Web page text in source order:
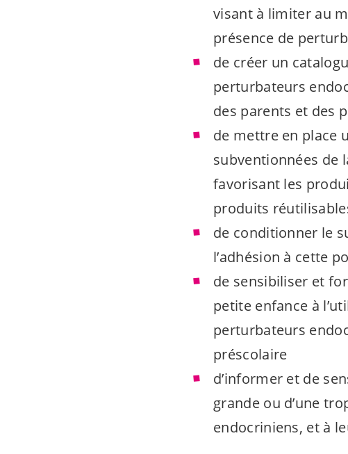
visant à limiter au
présence de
de créer un
perturbateurs
des parents et des
de mettre en place
subventionnées de
favorisant les
produits
de conditionner le
l’adhésion à cette
de sensibiliser et
petite enfance à
perturbateurs
préscolaire
d’informer et de
grande ou d’une
endocriniens, et à